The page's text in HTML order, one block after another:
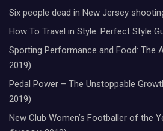
Six people dead in New Jersey
How To Travel in Style: Perfect Style
Sporting Performance and Food: The
2019)
Pedal Power – The Unstoppable
2019)
New Club Women’s Footballer of the